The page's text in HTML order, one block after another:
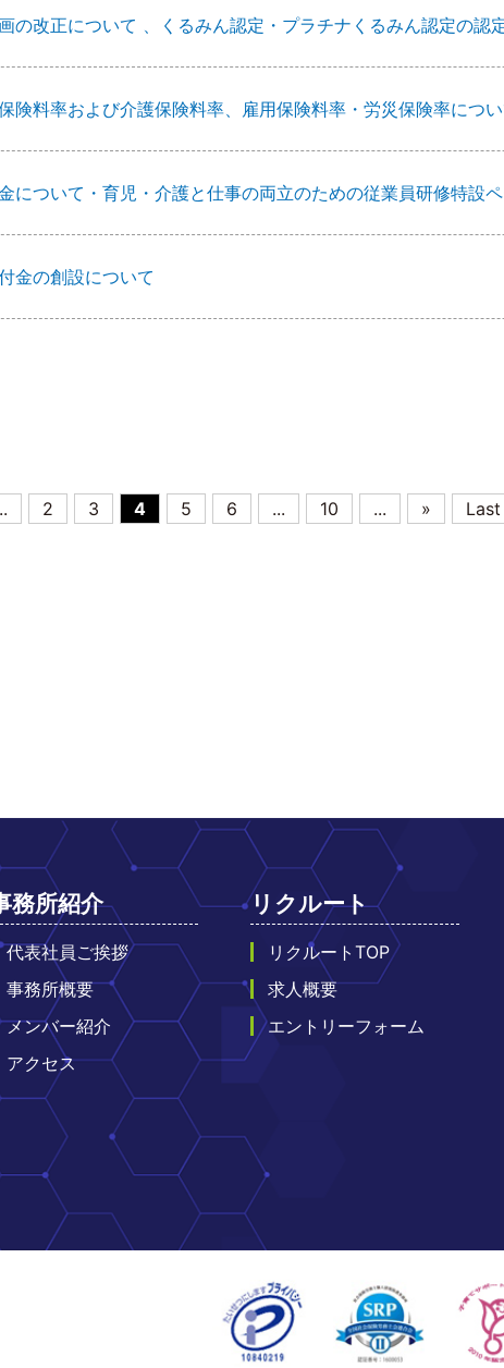
の改正について 、くるみん認定・プラチナくるみん認定の認
険料率および介護保険料率、雇用保険料率・労災保険率につ
について・育児・介護と仕事の両立のための従業員研修特設
金の創設について
2 3 4 5 6 ... 10 ... » Last
務所紹介
代表社員ご挨拶
事務所概要
メンバー紹介
アクセス
リクルート
リクルートTOP
求人概要
エントリーフォーム